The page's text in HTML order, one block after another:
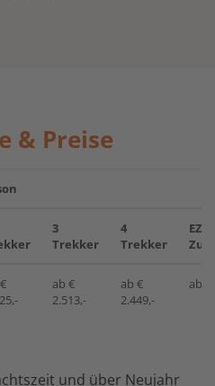
& Preise
3
Trekker
4
Trekker
EZ-
ab €
2.513,-
ab €
2.449,-
ab €
und über Neujahr